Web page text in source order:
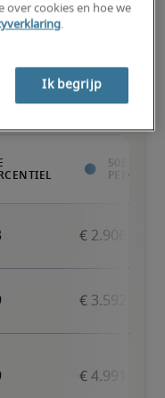
over cookies en hoe we
.
Ik begrijp